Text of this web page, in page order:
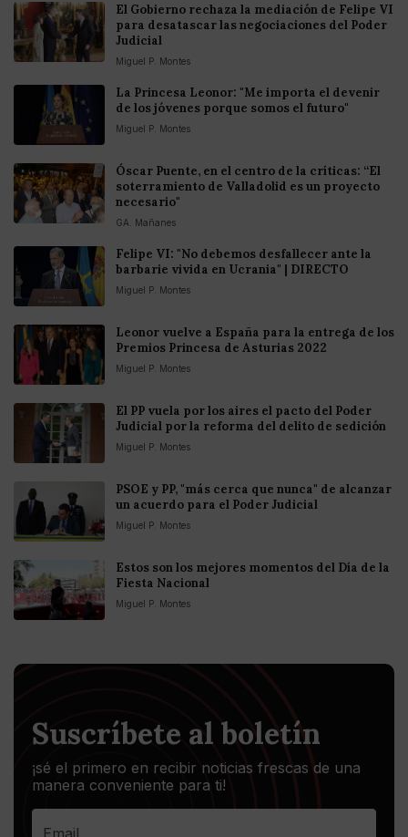
El Gobierno rechaza la mediación de Felipe VI
para desatascar las negociaciones del Poder
Judicial
Miguel P. Montes
La Princesa Leonor: "Me importa el devenir
de los jóvenes porque somos el futuro"
Miguel P. Montes
Óscar Puente, en el centro de la críticas: “El
soterramiento de Valladolid es un proyecto
necesario"
GA. Mañanes
Felipe VI: "No debemos desfallecer ante la
barbarie vivida en Ucrania" | DIRECTO
Miguel P. Montes
Leonor vuelve a España para la entrega de los
Premios Princesa de Asturias 2022
Miguel P. Montes
El PP vuela por los aires el pacto del Poder
Judicial por la reforma del delito de sedición
Miguel P. Montes
PSOE y PP, "más cerca que nunca" de alcanzar
un acuerdo para el Poder Judicial
Miguel P. Montes
Estos son los mejores momentos del Día de la
Fiesta Nacional
Miguel P. Montes
Suscríbete al boletín
¡sé el primero en recibir noticias frescas de una
manera conveniente para ti!